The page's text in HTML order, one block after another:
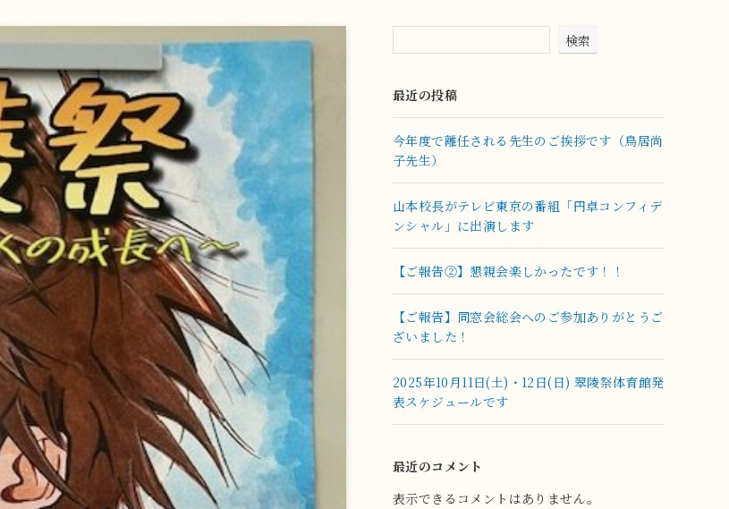
検索
最近の投稿
今年度で離任される先生のご挨拶です（鳥居尚
子先生）
山本校長がテレビ東京の番組「円卓コンフィデ
ンシャル」に出演します
【ご報告②】懇親会楽しかったです！！
【ご報告】同窓会総会へのご参加ありがとうご
ざいました！
2025年10月11日(土)・12日(日) 翠陵祭体育館発
表スケジュールです
最近のコメント
表示できるコメントはありません。